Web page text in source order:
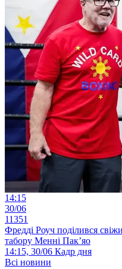
14:15
30/06
11351
Фредді Роуч поділився
табору Менні Пак’яо
14:15, 30/06 Кадр дня
Всі новини